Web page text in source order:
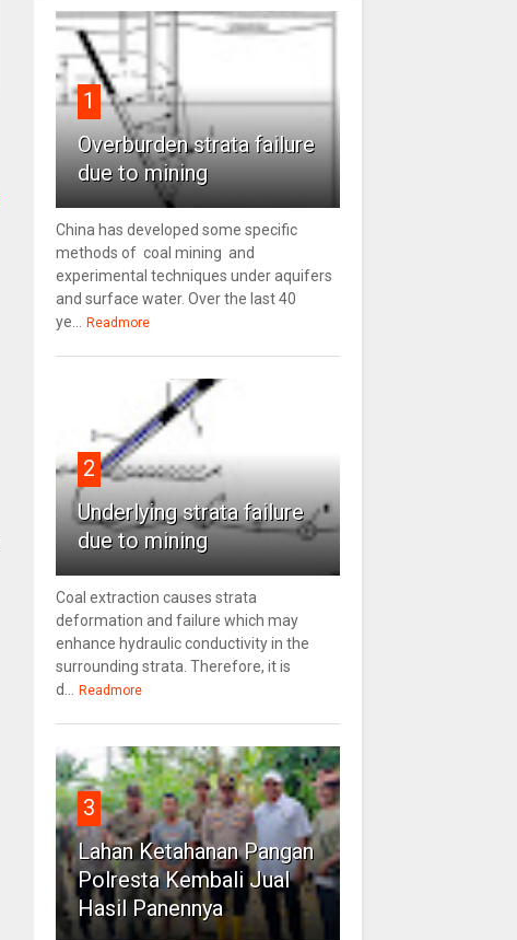
1
Overburden strata failure
due to mining
China has developed some specific
methods of coal mining and
experimental techniques under aquifers
and surface water. Over the last 40
ye...
Readmore
2
Underlying strata failure
due to mining
Coal extraction causes strata
deformation and failure which may
enhance hydraulic conductivity in the
surrounding strata. Therefore, it is
d...
Readmore
3
Lahan Ketahanan Pangan
Polresta Kembali Jual
Hasil Panennya